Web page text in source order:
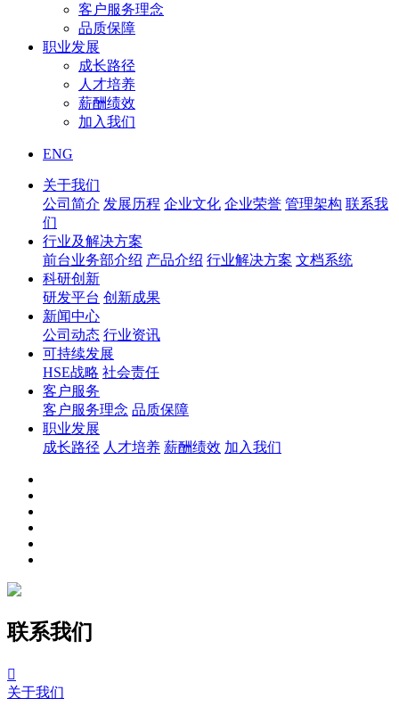
客户服务理念
品质保障
职业发展
成长路径
人才培养
薪酬绩效
加入我们
ENG
关于我们
公司简介 发展历程 企业文化 企业荣誉 管理架构 联系我
们
行业及解决方案
前台业务部介绍 产品介绍 行业解决方案 文档系统
科研创新
研发平台 创新成果
新闻中心
公司动态 行业资讯
可持续发展
HSE战略 社会责任
客户服务
客户服务理念 品质保障
职业发展
成长路径 人才培养 薪酬绩效 加入我们
联系我们

关于我们